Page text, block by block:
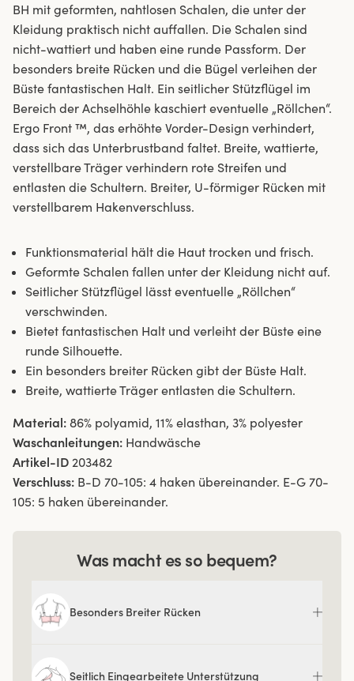
BH mit geformten, nahtlosen Schalen, die unter der
Kleidung praktisch nicht auffallen. Die Schalen sind
nicht-wattiert und haben eine runde Passform. Der
besonders breite Rücken und die Bügel verleihen der
Büste fantastischen Halt. Ein seitlicher Stützflügel im
Bereich der Achselhöhle kaschiert eventuelle „Röllchen“.
Ergo Front ™, das erhöhte Vorder-Design verhindert,
dass sich das Unterbrustband faltet. Breite, wattierte,
verstellbare Träger verhindern rote Streifen und
entlasten die Schultern. Breiter, U-förmiger Rücken mit
verstellbarem Hakenverschluss.
Funktionsmaterial hält die Haut trocken und frisch.
Geformte Schalen fallen unter der Kleidung nicht auf.
Seitlicher Stützflügel lässt eventuelle „Röllchen“
verschwinden.
Bietet fantastischen Halt und verleiht der Büste eine
runde Silhouette.
Ein besonders breiter Rücken gibt der Büste Halt.
Breite, wattierte Träger entlasten die Schultern.
Material: 86% polyamid, 11% elasthan, 3% polyester
Waschanleitungen: Handwäsche
Artikel-ID 203482
Verschluss: B-D 70-105: 4 haken übereinander. E-G 70-
105: 5 haken übereinander.
Was macht es so bequem?
Besonders Breiter Rücken
Seitlich Eingearbeitete Unterstützung